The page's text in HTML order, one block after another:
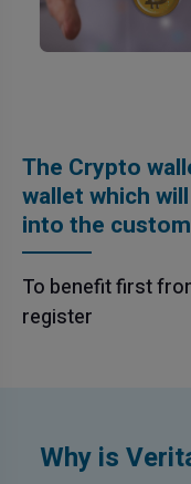
The Crypto
wallet which
into the
To benefit first
register
Why is